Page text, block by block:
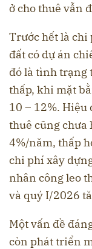
ở cho thuê vẫn
Trước hết là chi
đất có dự án
đó là tình trạng
thấp, khi mặt
10 – 12%.
thuê cũng chưa
4%/năm, thấp
chi phí xây
nhân công leo
và quý I/2026
Một vấn đề
còn phát triển